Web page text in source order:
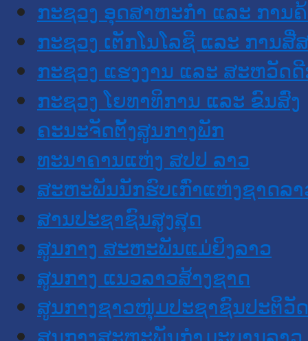
ກະຊວງ ອຸດສາຫະກຳ ແລະ ການ
ກະຊວງ ເຕັກໂນໂລຊີ ແລະ ການສື່
ກະຊວງ ແຮງງານ ແລະ ສະຫວັດ
ກະຊວງ ໂຍທາທິການ ແລະ ຂົນສົ່ງ
ຄະນະຈັດຕັ້ງສູນກາງພັກ
ທະນາຄານແຫ່ງ ສປປ ລາວ
ສະຫະພັນນັກຮົບເກົ່າແຫ່ງຊາດລ
ສານປະຊາຊົນສູງສຸດ
ສູນກາງ ສະຫະພັນແມ່ຍິງລາວ
ສູນກາງ ແນວລາວສ້າງຊາດ
ສູນກາງຊາວໜຸ່ມປະຊາຊົນປະຕິວັ
ສູນກາງສະຫະພັນກຳມະບານລາວ